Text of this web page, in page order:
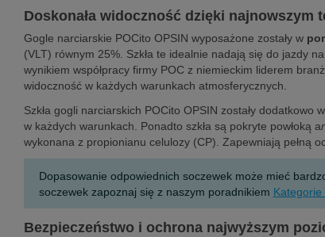
Doskonała widoczność dzięki najnowszym
Gogle narciarskie POCito OPSIN wyposażone zostały w
(VLT) równym 25%. Szkła te idealnie nadają się do jazdy
wynikiem współpracy firmy POC z niemieckim liderem
widoczność w każdych warunkach atmosferycznych.
Szkła gogli narciarskich POCito OPSIN zostały dodatkowo
w każdych warunkach. Ponadto szkła są pokryte powłoką a
wykonana z propionianu celulozy (CP). Zapewniają pełną
Dopasowanie odpowiednich soczewek może mieć
soczewek zapoznaj się z naszym poradnikiem
Bezpieczeństwo i ochrona najwyższym